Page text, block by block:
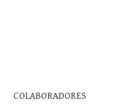
COLABORADORES